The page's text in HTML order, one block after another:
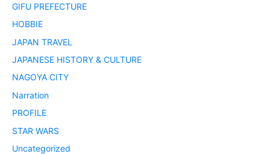
GIFU PREFECTURE
HOBBIE
JAPAN TRAVEL
JAPANESE HISTORY & CULTURE
NAGOYA CITY
Narration
PROFILE
STAR WARS
Uncategorized